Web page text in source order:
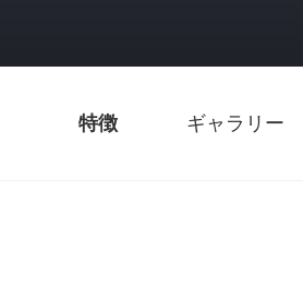
特徴 ギャラリー